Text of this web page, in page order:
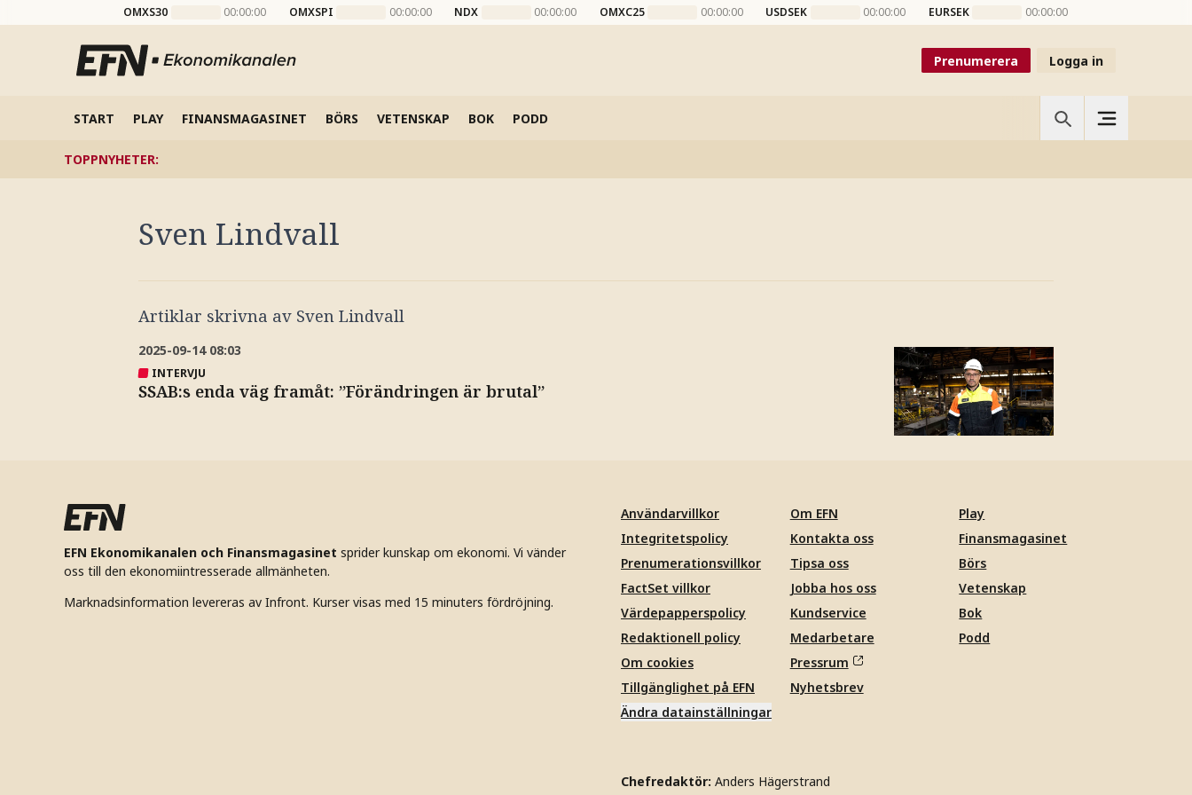
OMXS30 00:00:00 OMXSPI 00:00:00 NDX 00:00:00 OMXC25 00:00:00 USDSEK 00:00:00 EURSEK 00:00:00
Prenumerera Logga in
START PLAY FINANSMAGASINET BÖRS VETENSKAP BOK PODD
TOPPNYHETER:
Sven Lindvall
Artiklar skrivna av Sven Lindvall
2025-09-14 08:03
INTERVJU
SSAB:s enda väg framåt: ”Förändringen är brutal”
EFN Ekonomikanalen och Finansmagasinet sprider kunskap om ekonomi. Vi vänder
oss till den ekonomiintresserade allmänheten.
Marknadsinformation levereras av Infront. Kurser visas med 15 minuters fördröjning.
Användarvillkor
Integritetspolicy
Prenumerationsvillkor
FactSet villkor
Värdepapperspolicy
Redaktionell policy
Om cookies
Tillgänglighet på EFN
Ändra datainställningar
Om EFN
Kontakta oss
Tipsa oss
Jobba hos oss
Kundservice
Medarbetare
Pressrum
Nyhetsbrev
Play
Finansmagasinet
Börs
Vetenskap
Bok
Podd
Chefredaktör: Anders Hägerstrand